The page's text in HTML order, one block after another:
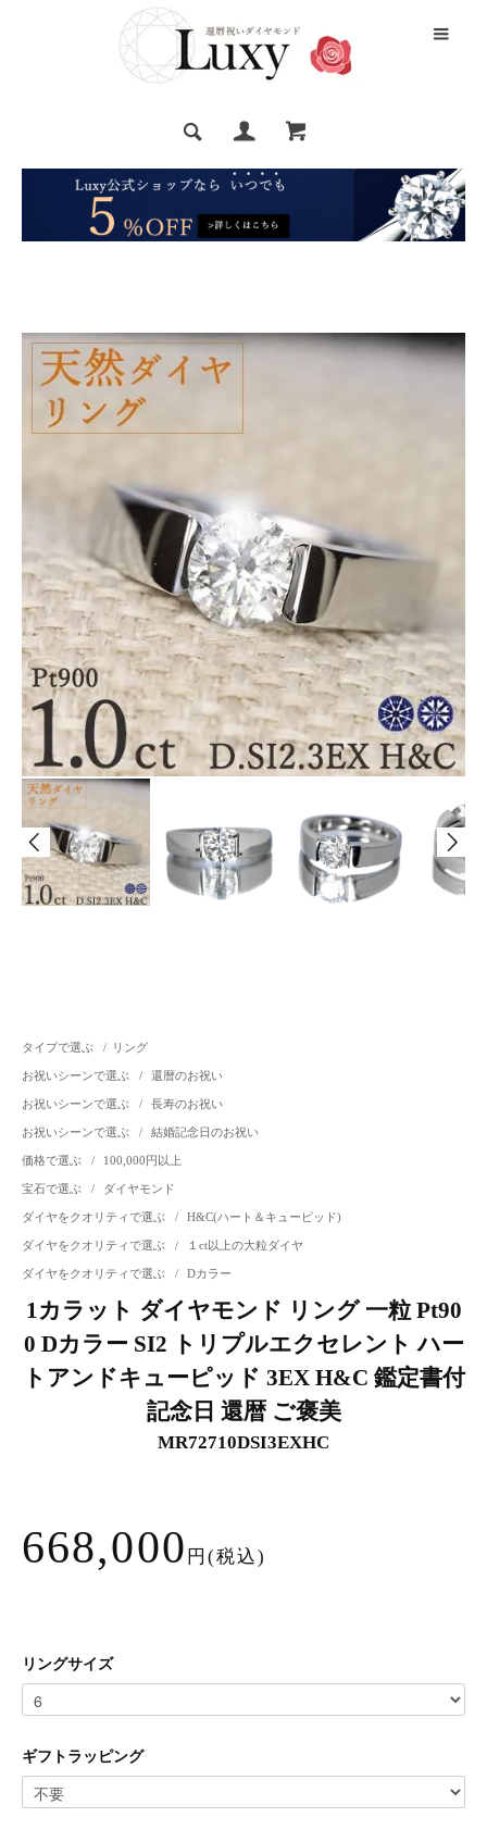
タイプで選ぶ / リング
お祝いシーンで選ぶ / 還暦のお祝い
お祝いシーンで選ぶ / 長寿のお祝い
お祝いシーンで選ぶ / 結婚記念日のお祝い
価格で選ぶ / 100,000円以上
宝石で選ぶ / ダイヤモンド
ダイヤをクオリティで選ぶ / H&C(ハート＆キューピッド)
ダイヤをクオリティで選ぶ / １ct以上の大粒ダイヤ
ダイヤをクオリティで選ぶ / Dカラー
1カラット ダイヤモンド リング 一粒 Pt90
0 Dカラー SI2 トリプルエクセレント ハー
トアンドキューピッド 3EX H&C 鑑定書付
記念日 還暦 ご褒美
MR72710DSI3EXHC
668,000 円(税込)
リングサイズ
ギフトラッピング